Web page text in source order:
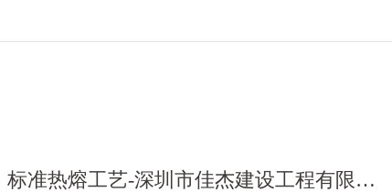
准热熔工艺-深圳市佳杰建设工程有限公